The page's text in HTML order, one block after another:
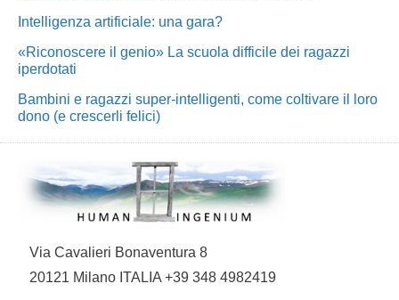
Intelligenza artificiale: una gara?
«Riconoscere il genio» La scuola difficile dei ragazzi
iperdotati
Bambini e ragazzi super-intelligenti, come coltivare il loro
dono (e crescerli felici)
Via Cavalieri Bonaventura 8
20121 Milano ITALIA +39 348 4982419